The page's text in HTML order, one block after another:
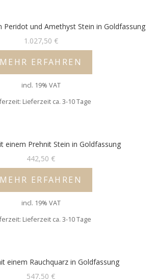
Peridot und Amethyst Stein in Goldfassung
1.027,50 €
MEHR ERFAHREN
incl. 19% VAT
Lieferzeit ca. 3-10 Tage
einem Prehnit Stein in Goldfassung
442,50 €
MEHR ERFAHREN
incl. 19% VAT
Lieferzeit ca. 3-10 Tage
einem Rauchquarz in Goldfassung
547,50 €